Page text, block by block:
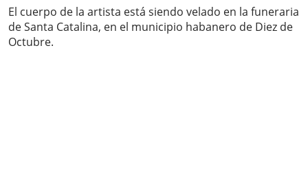
El cuerpo de la artista está siendo velado en la funeraria
de Santa Catalina, en el municipio habanero de Diez de
Octubre.